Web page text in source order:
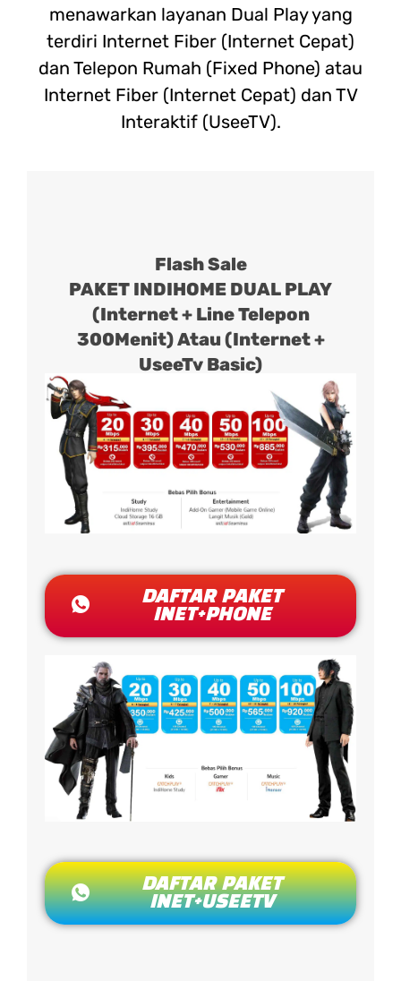
menawarkan layanan Dual Play yang
terdiri Internet Fiber (Internet Cepat)
dan Telepon Rumah (Fixed Phone) atau
Internet Fiber (Internet Cepat) dan TV
Interaktif (UseeTV).
Flash Sale
PAKET INDIHOME DUAL PLAY
(Internet + Line Telepon
300Menit) Atau (Internet +
UseeTv Basic)
DAFTAR PAKET
INET+PHONE
DAFTAR PAKET
INET+USEETV